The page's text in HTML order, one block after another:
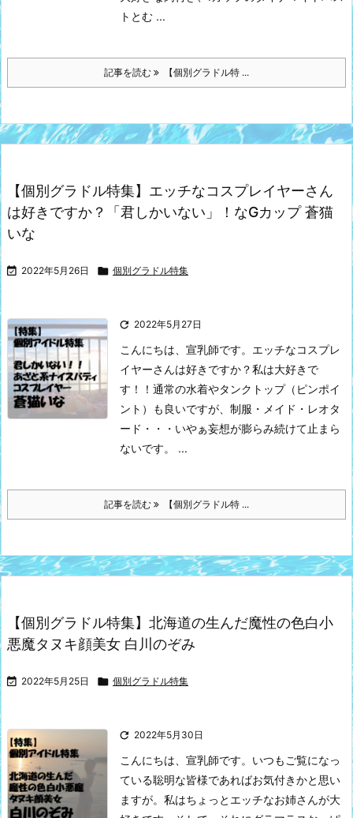
トとむ ...
記事を読む 【個別グラドル特 ...
【個別グラドル特集】エッチなコスプレイヤーさん
は好きですか？「君しかいない」！なGカップ 蒼猫
いな
 2022年5月26日  個別グラドル特集
 2022年5月27日
こんにちは、宣乳師です。 エッチなコスプレ
イヤーさんは好きですか？私は大好きで
す！！ 通常の水着やタンクトップ（ピンポイ
ント）も良いですが、制服・メイド・レオタ
ード・・・いやぁ妄想が膨らみ続けて止まら
ないです。 ...
記事を読む 【個別グラドル特 ...
【個別グラドル特集】北海道の生んだ魔性の色白小
悪魔タヌキ顔美女 白川のぞみ
 2022年5月25日  個別グラドル特集
 2022年5月30日
こんにちは、宣乳師です。 いつもご覧になっ
ている聡明な皆様であればお気付きかと思い
ますが。私はちょっとエッチなお姉さんが大